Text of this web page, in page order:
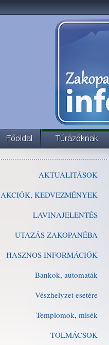
AKTUALITÁSOK
AKCIÓK, KEDVEZMÉNYEK
LAVINAJELENTÉS
UTAZÁS ZAKOPANÉBA
HASZNOS INFORMÁCIÓK
Bankok, automaták
Vészhelyzet esetére
Templomok, misék
TOLMÁCSOK